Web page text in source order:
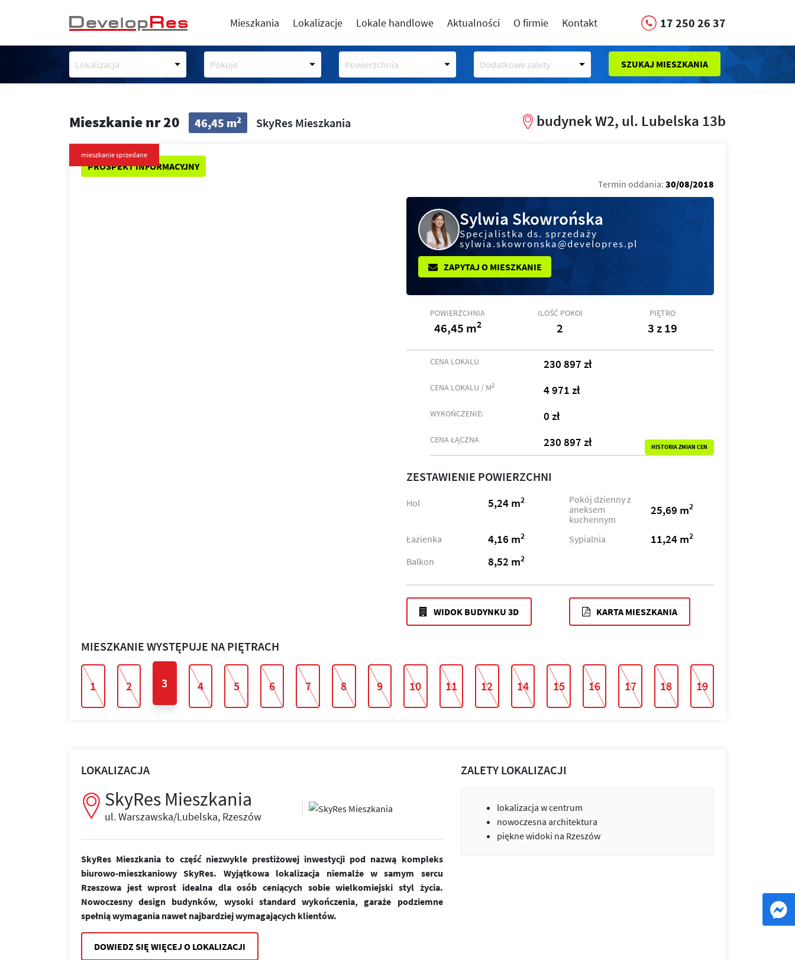
Mieszkania Lokalizacje Lokale handlowe Aktualności O firmie Kontakt 17 250 26 37
Lokalizacja Pokoje Powierzchnia Dodatkowe zalety SZUKAJ MIESZKANIA
Mieszkanie nr 20 46,45 m2 SkyRes Mieszkania budynek W2, ul. Lubelska 13b
PROSPEKT INFORMACYJNY
mieszkanie sprzedane
Termin oddania: 30/08/2018
Sylwia Skowrońska
Specjalistka ds. sprzedaży
sylwia.skowronska@developres.pl
ZAPYTAJ O MIESZKANIE
POWIERZCHNIA
46,45 m2
ILOŚĆ POKOI
2
PIĘTRO
3 z 19
CENA LOKALU 230 897 zł
CENA LOKALU / M2 4 971 zł
WYKOŃCZENIE: 0 zł
CENA ŁĄCZNA 230 897 zł HISTORIA ZMIAN CEN
ZESTAWIENIE POWIERZCHNI
Hol 5,24 m2
Pokój dzienny z
aneksem
kuchennym
25,69 m2
Łazienka 4,16 m2 Sypialnia 11,24 m2
Balkon 8,52 m2
WIDOK BUDYNKU 3D KARTA MIESZKANIA
MIESZKANIE WYSTĘPUJE NA PIĘTRACH
1 2 3 4 5 6 7 8 9 10 11 12 14 15 16 17 18 19
LOKALIZACJA
SkyRes Mieszkania
ul. Warszawska/Lubelska, Rzeszów
SkyRes Mieszkania to część niezwykle prestiżowej inwestycji pod nazwą kompleks
biurowo-mieszkaniowy SkyRes. Wyjątkowa lokalizacja niemalże w samym sercu
Rzeszowa jest wprost idealna dla osób ceniących sobie wielkomiejski styl życia.
Nowoczesny design budynków, wysoki standard wykończenia, garaże podziemne
spełnią wymagania nawet najbardziej wymagających klientów.
DOWIEDZ SIĘ WIĘCEJ O LOKALIZACJI
ZALETY LOKALIZACJI
lokalizacja w centrum
nowoczesna architektura
piękne widoki na Rzeszów